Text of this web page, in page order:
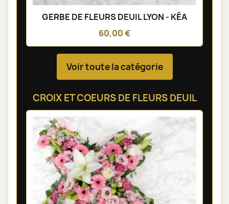
GERBE DE FLEURS DEUIL LYON - KÉA
60,00 €
Voir toute la catégorie
CROIX ET COEURS DE FLEURS DEUIL